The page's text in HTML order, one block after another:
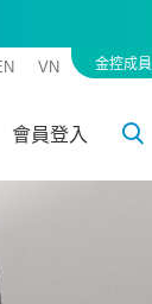
VN 金控成員
會員登入